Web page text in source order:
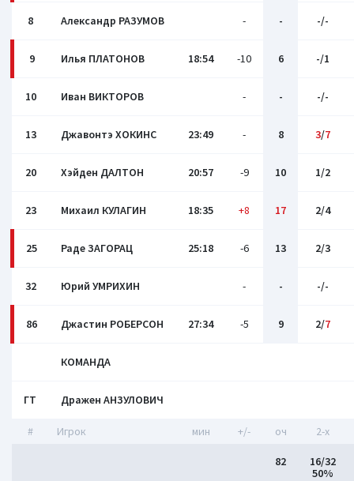
8 Александр РАЗУМОВ - - -/-
9 Илья ПЛАТОНОВ 18:54 -10 6 -/1
10 Иван ВИКТОРОВ - - -/-
13 Джавонтэ ХОКИНС 23:49 - 8 3/7
20 Хэйден ДАЛТОН 20:57 -9 10 1/2
23 Михаил КУЛАГИН 18:35 +8 17 2/4
25 Раде ЗАГОРАЦ 25:18 -6 13 2/3
32 Юрий УМРИХИН - - -/-
86 Джастин РОБЕРСОН 27:34 -5 9 2/7
КОМАНДА
ГТ Дражен АНЗУЛОВИЧ
# Игрок мин +/- оч 2-x
82
16/32
50%